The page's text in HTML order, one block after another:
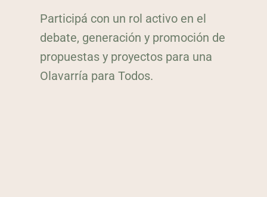
Participá con un rol activo en el
debate, generación y promoción de
propuestas y proyectos para una
Olavarría para Todos.